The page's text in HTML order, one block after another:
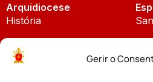
Gerir o
Arquidiocese
História
Padroeira